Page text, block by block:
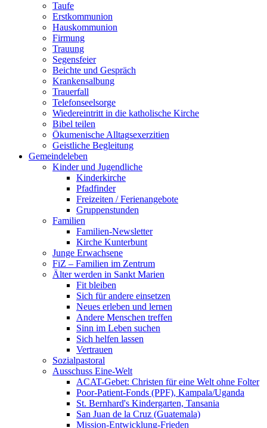
Taufe
Erstkommunion
Hauskommunion
Firmung
Trauung
Segensfeier
Beichte und Gespräch
Krankensalbung
Trauerfall
Telefonseelsorge
Wiedereintritt in die katholische Kirche
Bibel teilen
Ökumenische Alltagsexerzitien
Geistliche Begleitung
Gemeindeleben
Kinder und Jugendliche
Kinderkirche
Pfadfinder
Freizeiten / Ferienangebote
Gruppenstunden
Familien
Familien-Newsletter
Kirche Kunterbunt
Junge Erwachsene
FiZ – Familien im Zentrum
Älter werden in Sankt Marien
Fit bleiben
Sich für andere einsetzen
Neues erleben und lernen
Andere Menschen treffen
Sinn im Leben suchen
Sich helfen lassen
Vertrauen
Sozialpastoral
Ausschuss Eine-Welt
ACAT-Gebet: Christen für eine Welt ohne Folter
Poor-Patient-Fonds (PPF), Kampala/Uganda
St. Bernhard's Kindergarten, Tansania
San Juan de la Cruz (Guatemala)
Mission-Entwicklung-Frieden